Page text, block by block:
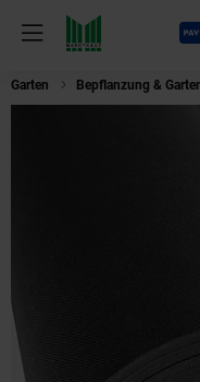
Menü
Garten Bepflanzung &